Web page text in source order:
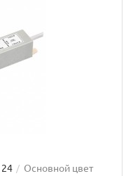
24
Основной цвет